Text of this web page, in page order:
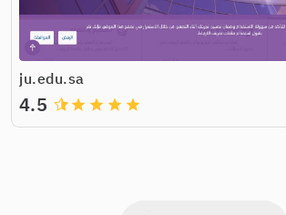
ju.edu.sa
grade
grade
grade
grade
4.5